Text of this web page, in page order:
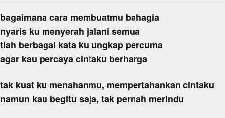
bagaimana cara membuatmu bahagia
nyaris ku menyerah jalani semua
tlah berbagai kata ku ungkap percuma
agar kau percaya cintaku berharga
tak kuat ku menahanmu, mempertahankan cintaku
namun kau begitu saja, tak pernah merindu